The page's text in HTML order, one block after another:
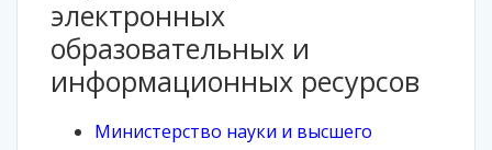
электронных
образовательных и
информационных ресурсов
Министерство науки и высшего